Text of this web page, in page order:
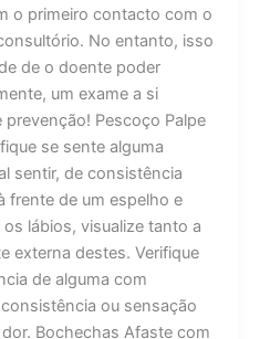
o primeiro contacto com o
No entanto, isso
de o doente poder
um exame a si
Pescoço Palpe
se sente alguma
sentir, de consistência
frente de um espelho e
lábios, visualize tanto a
externa destes. Verifique
de alguma com
ou sensação
Bochechas Afaste com